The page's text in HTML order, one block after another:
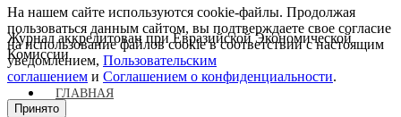
Журнал аккредитован при Евразийской Экономической
Комиссии
ГЛАВНАЯ
На нашем сайте используются cookie-файлы. Продолжая
пользоваться данным сайтом, вы подтверждаете свое согласие
на использование файлов cookie в соответствии с настоящим
уведомлением, Пользовательским
соглашением и Соглашением о конфиденциальности.
Принято